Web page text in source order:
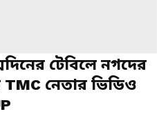
টেবিলে নগদের
নেতার ভিডিও